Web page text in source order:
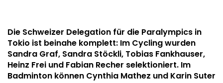
Die Schweizer Delegation für die Paralympics in
Tokio ist beinahe komplett: Im Cycling wurden
Sandra Graf, Sandra Stöckli, Tobias Fankhauser,
Heinz Frei und Fabian Recher selektioniert. Im
Badminton können Cynthia Mathez und Karin Suter